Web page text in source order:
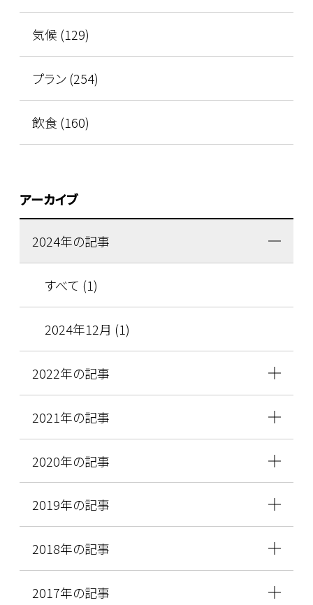
気候 (129)
プラン (254)
飲食 (160)
アーカイブ
2024年の記事
すべて (1)
2024年12月 (1)
2022年の記事
2021年の記事
2020年の記事
2019年の記事
2018年の記事
2017年の記事